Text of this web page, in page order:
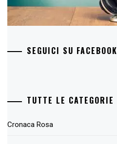
SEGUICI SU FACEBOOK
TUTTE LE CATEGORIE
Cronaca Rosa